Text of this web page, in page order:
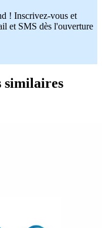
! Inscrivez-vous et
et SMS dès l'ouverture
similaires